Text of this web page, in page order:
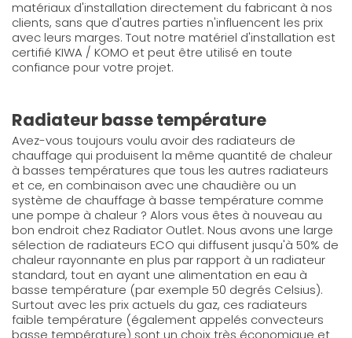
matériaux d'installation directement du fabricant à nos
clients, sans que d'autres parties n'influencent les prix
avec leurs marges. Tout notre matériel d'installation est
certifié KIWA / KOMO et peut être utilisé en toute
confiance pour votre projet.
Radiateur basse température
Avez-vous toujours voulu avoir des radiateurs de
chauffage qui produisent la même quantité de chaleur
à basses températures que tous les autres radiateurs
et ce, en combinaison avec une chaudière ou un
système de chauffage à basse température comme
une pompe à chaleur ? Alors vous êtes à nouveau au
bon endroit chez Radiator Outlet. Nous avons une large
sélection de radiateurs ECO qui diffusent jusqu'à 50% de
chaleur rayonnante en plus par rapport à un radiateur
standard, tout en ayant une alimentation en eau à
basse température (par exemple 50 degrés Celsius).
Surtout avec les prix actuels du gaz, ces radiateurs
faible température (également appelés convecteurs
basse température) sont un choix très économique et